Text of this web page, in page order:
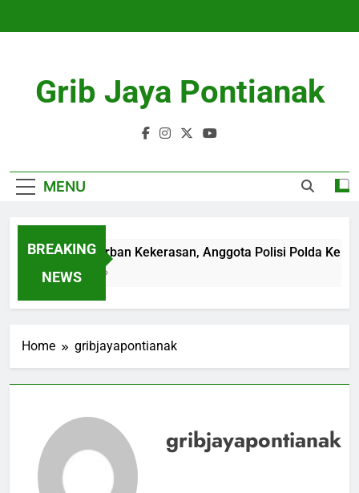
Grib Jaya Pontianak
MENU
BREAKING
NEWS
Diduga Korban Kekerasan, Anggota Polisi Polda Kepri
4 Months Ago
Home gribjayapontianak
gribjayapontianak